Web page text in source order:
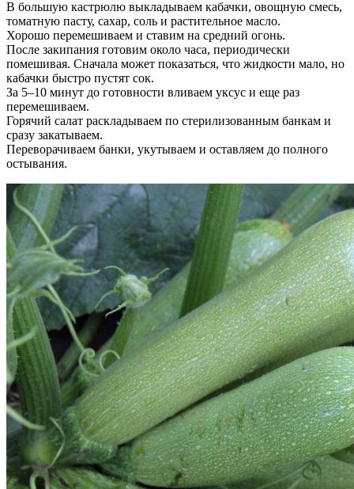
В большую кастрюлю выкладываем кабачки, овощную смесь,
томатную пасту, сахар, соль и растительное масло.
Хорошо перемешиваем и ставим на средний огонь.
После закипания готовим около часа, периодически
помешивая. Сначала может показаться, что жидкости мало, но
кабачки быстро пустят сок.
За 5–10 минут до готовности вливаем уксус и еще раз
перемешиваем.
Горячий салат раскладываем по стерилизованным банкам и
сразу закатываем.
Переворачиваем банки, укутываем и оставляем до полного
остывания.